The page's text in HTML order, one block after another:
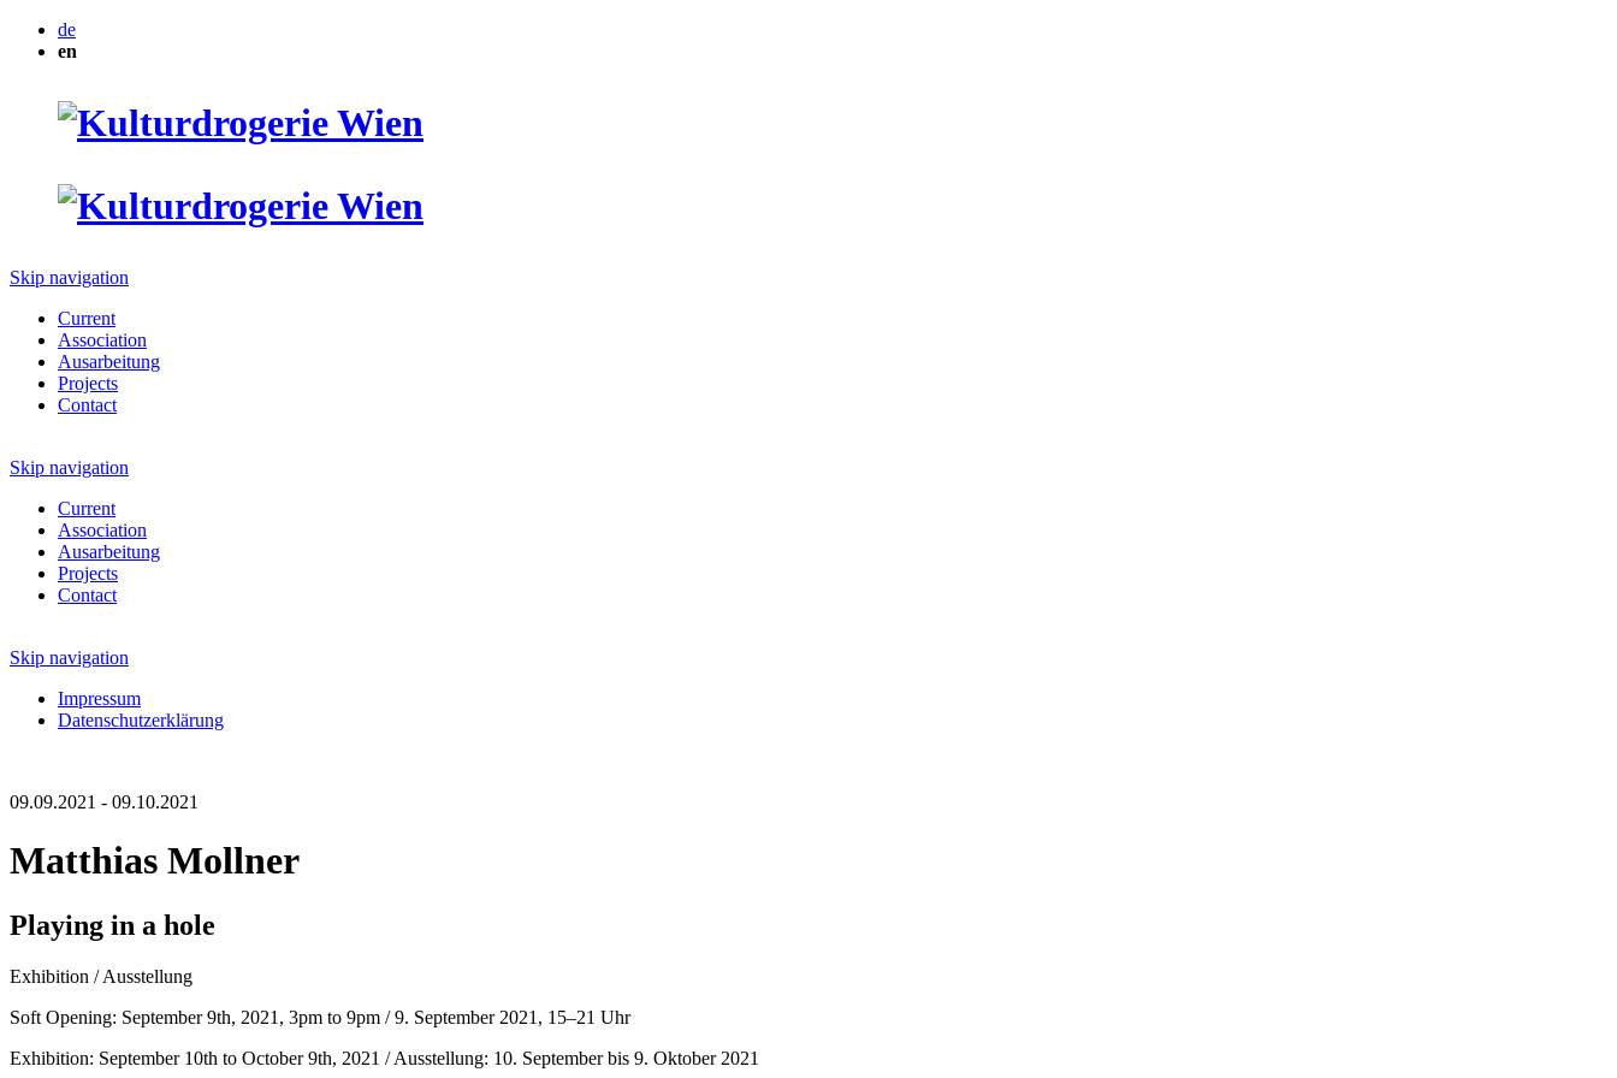
de
en
Skip navigation
Current
Association
Ausarbeitung
Projects
Contact
Skip navigation
Current
Association
Ausarbeitung
Projects
Contact
Skip navigation
Impressum
Datenschutzerklärung
09.09.2021 - 09.10.2021
Matthias Mollner
Playing in a hole
Exhibition / Ausstellung
Soft Opening: September 9th, 2021, 3pm to 9pm / 9. September 2021, 15–21 Uhr
Exhibition: September 10th to October 9th, 2021 / Ausstellung: 10. September bis 9. Oktober 2021